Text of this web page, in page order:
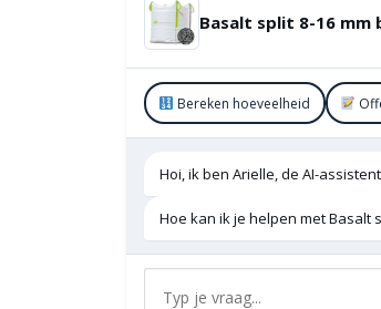
Bereken hoeveelheid
Hoi, ik ben Arielle, de AI-
Hoe kan ik je helpen met Basalt